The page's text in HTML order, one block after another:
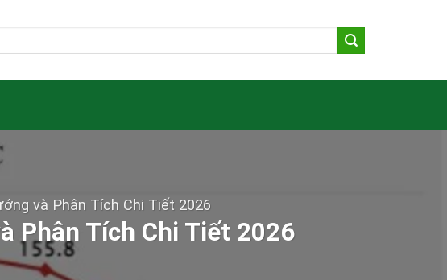
và Phân Tích Chi Tiết 2026
Phân Tích Chi Tiết 2026